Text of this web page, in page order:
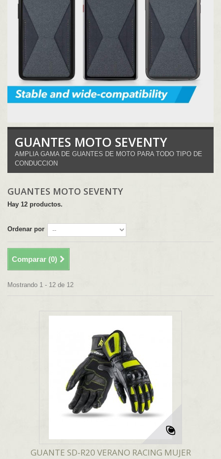
GUANTES MOTO SEVENTY
AMPLIA GAMA DE GUANTES DE MOTO PARA TODO TIPO DE
CONDUCCION
GUANTES MOTO SEVENTY
Hay 12 productos.
Ordenar por
Comparar (0)
Mostrando 1 - 12 de 12
GUANTE SD-R20 VERANO RACING MUJER